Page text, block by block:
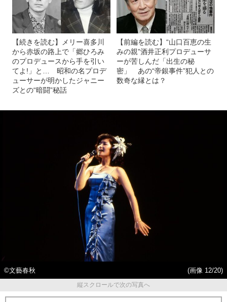
【続きを読む】メリー喜多川
から赤坂の路上で「郷ひろみ
のプロデュースから手を引い
てよ!」と… 昭和の名プロデ
ューサーが明かしたジャニー
ズとの“暗闘”秘話
【前編を読む】“山口百恵の生
みの親”酒井正利プロデューサ
ーが苦しんだ「出生の秘
密」 あの“帝銀事件”犯人との
数奇な縁とは？
©︎文藝春秋
(画像 12/20)
縦スクロールで次の写真へ